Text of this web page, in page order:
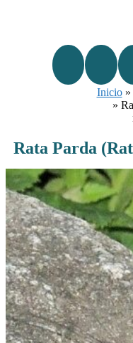
Inicio»
»
Rata Parda